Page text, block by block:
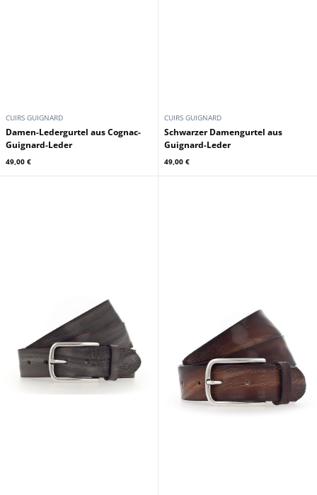
CUIRS GUIGNARD
Damen-Ledergurtel aus Cognac-
Guignard-Leder
49,00 €
CUIRS GUIGNARD
Schwarzer Damengurtel aus
Guignard-Leder
49,00 €